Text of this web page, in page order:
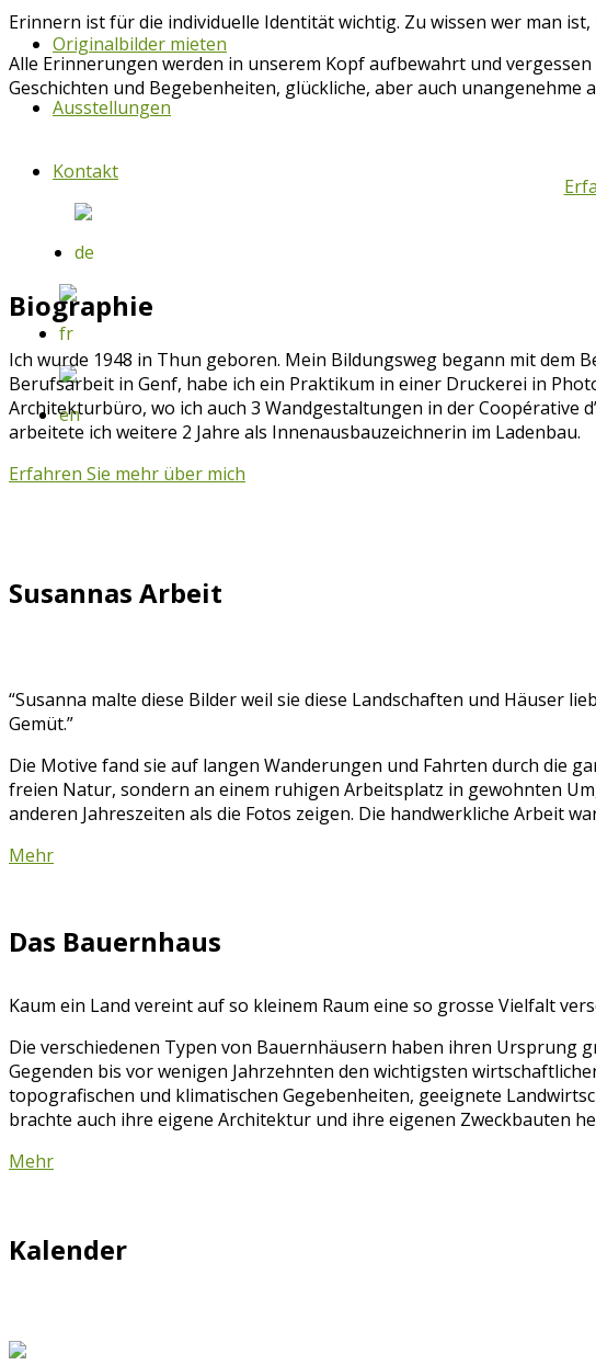
Originalbilder mieten
Ausstellungen
Kontakt
Erinnern ist für die individuelle Identität wichtig. Zu wissen wer man
Alle Erinnerungen werden in unserem Kopf aufbewahrt und
Geschichten und Begebenheiten, glückliche, aber auch
Biographie
Ich wurde 1948 in Thun geboren. Mein Bildungsweg begann mit dem
Berufsarbeit in Genf, habe ich ein Praktikum in einer Druckerei in
Architekturbüro, wo ich auch 3 Wandgestaltungen in der Coopérative
arbeitete ich weitere 2 Jahre als Innenausbauzeichnerin im Ladenbau.
Erfahren Sie mehr über mich
Susannas Arbeit
“Susanna malte diese Bilder weil sie diese Landschaften und Häuser
Gemüt.”
Die Motive fand sie auf langen Wanderungen und Fahrten durch die
freien Natur, sondern an einem ruhigen Arbeitsplatz in gewohnten
anderen Jahreszeiten als die Fotos zeigen. Die handwerkliche Arbeit
Mehr
Das Bauernhaus
Kaum ein Land vereint auf so kleinem Raum eine so grosse Vielfalt
Die verschiedenen Typen von Bauernhäusern haben ihren Ursprung
Gegenden bis vor wenigen Jahrzehnten den wichtigsten
topografischen und klimatischen Gegebenheiten, geeignete
brachte auch ihre eigene Architektur und ihre eigenen Zweckbauten
Mehr
Kalender